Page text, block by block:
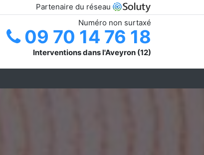
Partenaire du réseau
Numéro non surtaxé
09 70 14 76 18
Interventions dans l'Aveyron (12)